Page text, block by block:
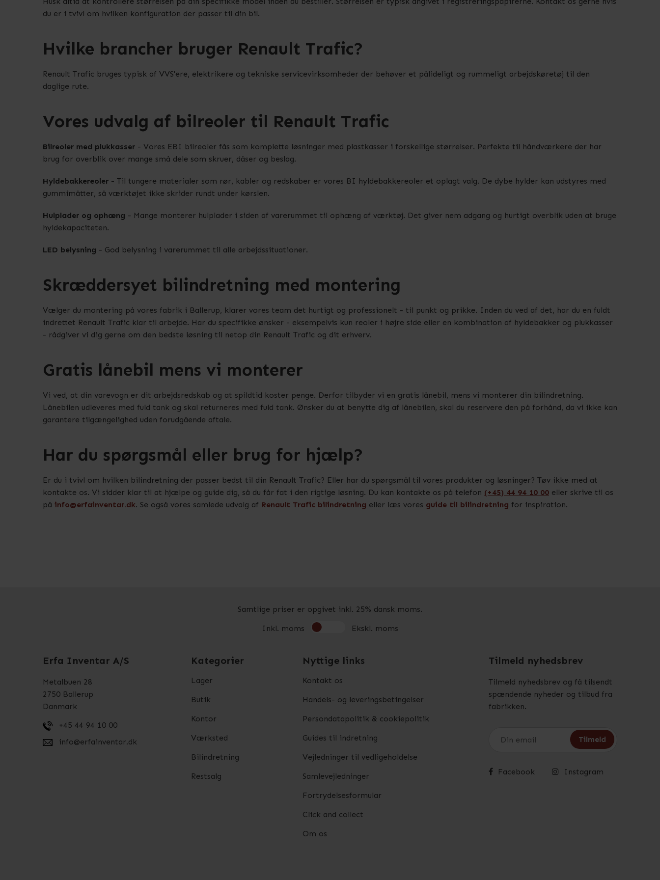
du er i tvivl om hvilken konfiguration der passer til din bil.
Hvilke brancher bruger Renault Trafic?
Renault Trafic bruges typisk af VVS'ere, elektrikere og tekniske servicevirksomheder der behøver et pålideligt og rummeligt arbejdskøretøj til den
daglige rute.
Vores udvalg af bilreoler til Renault Trafic
Bilreoler med plukkasser - Vores EBI bilreoler fås som komplette løsninger med plastkasser i forskellige størrelser. Perfekte til håndværkere der har
brug for overblik over mange små dele som skruer, dåser og beslag.
Hyldebakkereoler - Til tungere materialer som rør, kabler og redskaber er vores BI hyldebakkereoler et oplagt valg. De dybe hylder kan udstyres med
gummimåtter, så værktøjet ikke skrider rundt under kørslen.
Hulplader og ophæng - Mange monterer hulplader i siden af varerummet til ophæng af værktøj. Det giver nem adgang og hurtigt overblik uden at bruge
hyldekapaciteten.
LED belysning - God belysning i varerummet til alle arbejdssituationer.
Skræddersyet bilindretning med montering
Vælger du montering på vores fabrik i Ballerup, klarer vores team det hurtigt og professionelt - til punkt og prikke. Inden du ved af det, har du en fuldt
indrettet Renault Trafic klar til arbejde. Har du specifikke ønsker - eksempelvis kun reoler i højre side eller en kombination af hyldebakker og plukkasser
- rådgiver vi dig gerne om den bedste løsning til netop din Renault Trafic og dit erhverv.
Gratis lånebil mens vi monterer
Vi ved, at din varevogn er dit arbejdsredskab og at spildtid koster penge. Derfor tilbyder vi en gratis lånebil, mens vi monterer din bilindretning.
Lånebilen udleveres med fuld tank og skal returneres med fuld tank. Ønsker du at benytte dig af lånebilen, skal du reservere den på forhånd, da vi ikke kan
garantere tilgængelighed uden forudgående aftale.
Har du spørgsmål eller brug for hjælp?
Er du i tvivl om hvilken bilindretning der passer bedst til din Renault Trafic? Eller har du spørgsmål til vores produkter og løsninger? Tøv ikke med at
kontakte os. Vi sidder klar til at hjælpe og guide dig, så du får fat i den rigtige løsning. Du kan kontakte os på telefon (+45) 44 94 10 00 eller skrive til os
på info@erfainventar.dk. Se også vores samlede udvalg af Renault Trafic bilindretning eller læs vores guide til bilindretning for inspiration.
Samtlige priser er opgivet inkl. 25% dansk moms.
Inkl. moms Ekskl. moms
Erfa Inventar A/S
Metalbuen 28
2750 Ballerup
Danmark
+45 44 94 10 00
info@erfainventar.dk
Kategorier
Lager
Butik
Kontor
Værksted
Bilindretning
Restsalg
Nyttige links
Kontakt os
Handels- og leveringsbetingelser
Persondatapolitik & cookiepolitik
Guides til indretning
Vejledninger til vedligeholdelse
Samlevejledninger
Fortrydelsesformular
Click and collect
Om os
Tilmeld nyhedsbrev
Tilmeld nyhedsbrev og få tilsendt
spændende nyheder og tilbud fra
fabrikken.
Facebook Instagram